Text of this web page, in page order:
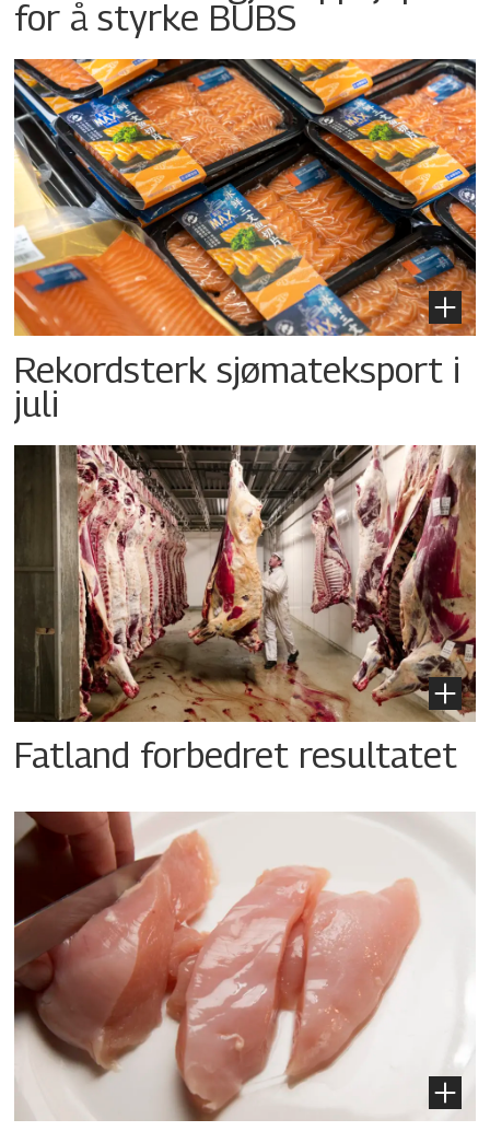
for å styrke BUBS
Rekordsterk sjømateksport i
juli
Fatland forbedret resultatet